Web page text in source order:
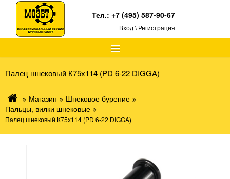
≡
Тел.:+7 (495) 587-90-67
Вход \ Регистрация
Палец шнековый К75х114 (PD 6-22 DIGGA)
Магазин
Шнековое бурение
Пальцы, вилки шнековые
Палец шнековый К75х114 (PD 6-22 DIGGA)